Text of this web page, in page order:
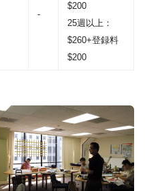
-
$200
25週以上：
$260+登録料
$200